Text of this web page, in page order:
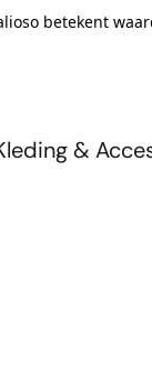
betekent
&